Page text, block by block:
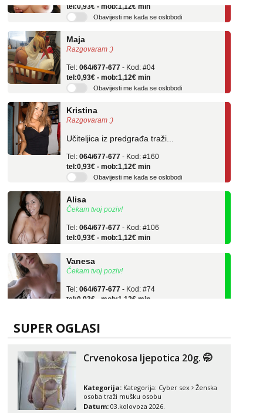
Obavijesti me kada se oslobodi
Razgovaram :)
tel:0,93€ - mob:1,12€ min
Obavijesti me kada se oslobodi
Razgovaram :)
064/677-677
- Kod: #160
tel:0,93€ - mob:1,12€ min
Obavijesti me kada se oslobodi
Čekam tvoj poziv!
tel:0,93€ - mob:1,12€ min
Čekam tvoj poziv!
tel:0,93€ - mob:1,12€ min
Anita
Čekam tvoj poziv!
064/677-677 - Kod: #87
tel:0,93€ - mob:1,12€ min
SUPER OGLASI
Crvenokosa ljepotica 20g. 🤭
Kategorija: Kategorija: Cyber sex
Ženska
osoba traži mušku osobu
Datum: 03.kolovoza 2026.